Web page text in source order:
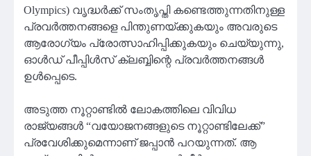
Olympics) വൃദ്ധർക്ക് സംതൃപ്തി കണ്ടെത്തുന്നതിനുള്ള
പ്രവർത്തനങ്ങളെ പിന്തുണയ്ക്കുകയും അവരുടെ
ആരോഗ്യം പ്രോത്സാഹിപ്പിക്കുകയും ചെയ്യുന്നു,
ഓൾഡ് പീപ്പിൾസ് ക്ലബ്ബിന്റെ പ്രവർത്തനങ്ങൾ
ഉൾപ്പെടെ.
അടുത്ത നൂറ്റാണ്ടിൽ ലോകത്തിലെ വിവിധ
രാജ്യങ്ങൾ “വയോജനങ്ങളുടെ നൂറ്റാണ്ടിലേക്ക്”
പ്രവേശിക്കുമെന്നാണ് ജപ്പാൻ പറയുന്നത്. ആ